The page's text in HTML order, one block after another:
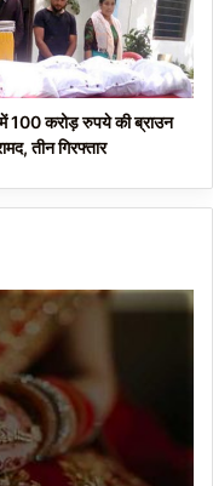
100 करोड़ रुपये की ब्राउन
तीन गिरफ्तार